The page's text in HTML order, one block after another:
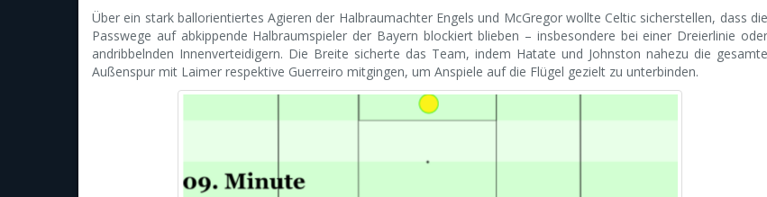
Über ein stark ballorientiertes Agieren der Halbraumachter Engels und McGregor wollte Celtic sicherstellen, dass die
Passwege auf abkippende Halbraumspieler der Bayern blockiert blieben – insbesondere bei einer Dreierlinie oder
andribbelnden Innenverteidigern. Die Breite sicherte das Team, indem Hatate und Johnston nahezu die gesamte
Außenspur mit Laimer respektive Guerreiro mitgingen, um Anspiele auf die Flügel gezielt zu unterbinden.